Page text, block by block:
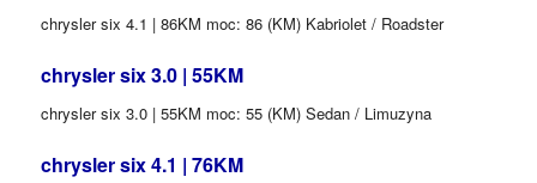
chrysler six 4.1 | 86KM moc: 86 (KM) Kabriolet / Roadster
chrysler six 3.0 | 55KM
chrysler six 3.0 | 55KM moc: 55 (KM) Sedan / Limuzyna
chrysler six 4.1 | 76KM